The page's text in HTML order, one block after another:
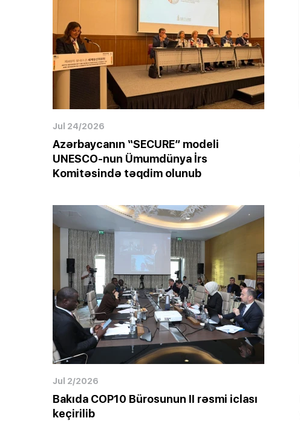
Jul 24/2026
Azərbaycanın “SECURE” modeli
UNESCO-nun Ümumdünya İrs
Komitəsində təqdim olunub
Jul 2/2026
Bakıda COP10 Bürosunun II rəsmi iclası
keçirilib